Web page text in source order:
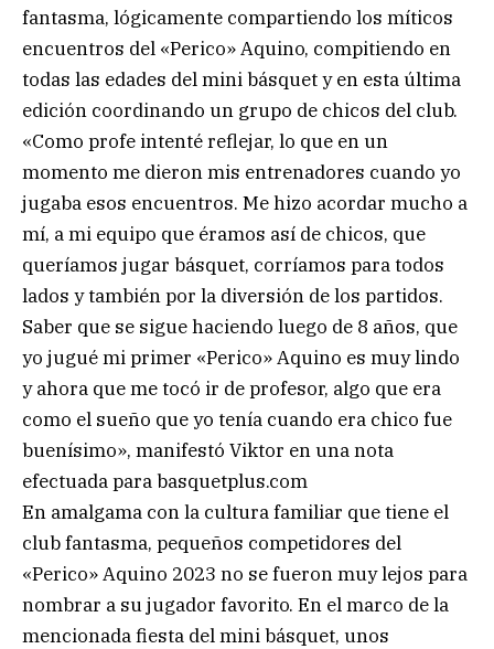
fantasma, lógicamente compartiendo los míticos
encuentros del «Perico» Aquino, compitiendo en
todas las edades del mini básquet y en esta última
edición coordinando un grupo de chicos del club.
«Como profe intenté reflejar, lo que en un
momento me dieron mis entrenadores cuando yo
jugaba esos encuentros. Me hizo acordar mucho a
mí, a mi equipo que éramos así de chicos, que
queríamos jugar básquet, corríamos para todos
lados y también por la diversión de los partidos.
Saber que se sigue haciendo luego de 8 años, que
yo jugué mi primer «Perico» Aquino es muy lindo
y ahora que me tocó ir de profesor, algo que era
como el sueño que yo tenía cuando era chico fue
buenísimo», manifestó Viktor en una nota
efectuada para basquetplus.com
En amalgama con la cultura familiar que tiene el
club fantasma, pequeños competidores del
«Perico» Aquino 2023 no se fueron muy lejos para
nombrar a su jugador favorito. En el marco de la
mencionada fiesta del mini básquet, unos